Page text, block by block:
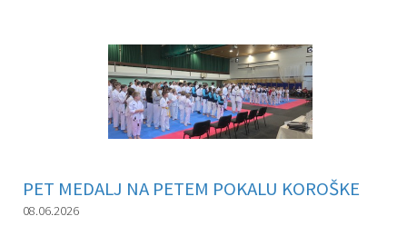
PET MEDALJ NA PETEM POKALU KOROŠKE
08.06.2026